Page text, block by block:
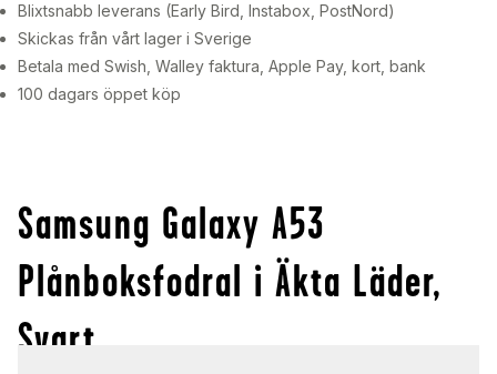
Blixtsnabb leverans (Early Bird, Instabox, PostNord)
Skickas från vårt lager i Sverige
Betala med Swish, Walley faktura, Apple Pay, kort, bank
100 dagars öppet köp
Samsung Galaxy A53
Plånboksfodral i Äkta Läder,
Svart